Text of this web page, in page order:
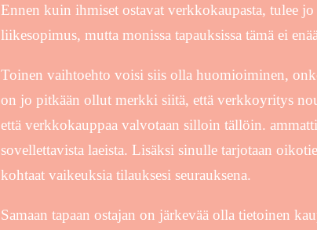
Ennen kuin ihmiset ostavat verkkokaupasta, tulee
liikesopimus, mutta monissa tapauksissa tämä ei
Toinen vaihtoehto voisi siis olla huomioiminen,
on jo pitkään ollut merkki siitä, että verkkoyritys
että verkkokauppaa valvotaan silloin tällöin.
sovellettavista laeista. Lisäksi sinulle tarjotaan
kohtaat vaikeuksia tilauksesi seurauksena.
Samaan tapaan ostajan on järkevää olla tietoinen